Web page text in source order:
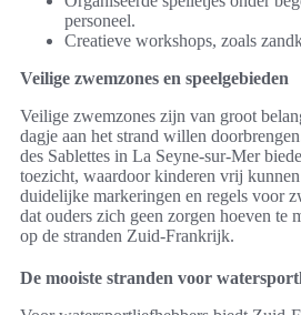
personeel.
Creatieve workshops, zoals
Veilige zwemzones en speelgebieden
Veilige zwemzones zijn van groot
dagje aan het strand willen
des Sablettes in La Seyne-sur-Mer
toezicht, waardoor kinderen vrij
duidelijke markeringen en regels voor
dat ouders zich geen zorgen hoeven te
op de stranden Zuid-Frankrijk.
De mooiste stranden voor